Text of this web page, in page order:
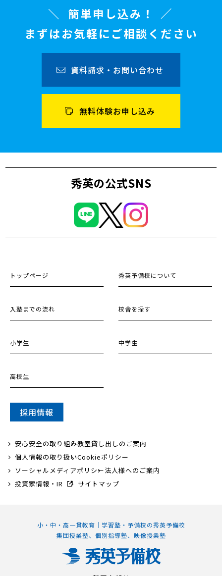
簡単申し込み！
まずはお気軽にご相談ください
資料請求・お問い合わせ
無料体験お申し込み
秀英の公式SNS
小・中・高一貫教育｜学習塾・予備校の秀英予備校
集団授業塾、個別指導塾、映像授業塾
トップページ 秀英予備校について
入塾までの流れ 校舎を探す
小学生 中学生
高校生
採用情報
安心安全の取り組み教室貸し出しのご案内
個人情報の取り扱いCookieポリシー
ソーシャルメディアポリシー法人様へのご案内
投資家情報・IR
サイトマップ